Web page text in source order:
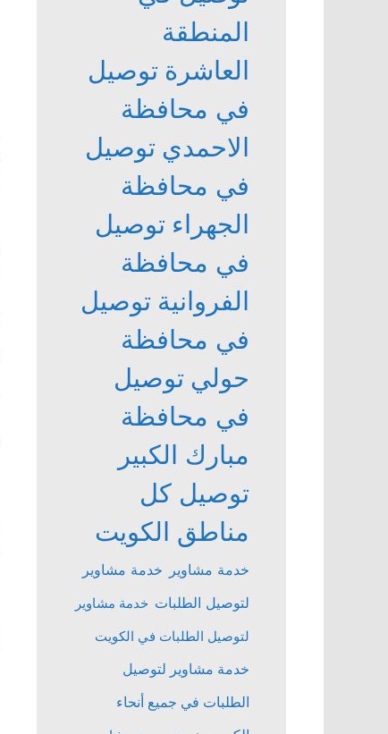
المنطقة
العاشرة توصيل
في محافظة
الاحمدي توصيل
في محافظة
الجهراء توصيل
في محافظة
الفروانية توصيل
في محافظة
حولي توصيل
في محافظة
مبارك الكبير
توصيل كل
مناطق الكويت
خدمة مشاوير
خدمة مشاوير
لتوصيل الطلبات خدمة مشاوير
لتوصيل الطلبات في الكويت
خدمة مشاوير لتوصيل
الطلبات في جميع أنحاء